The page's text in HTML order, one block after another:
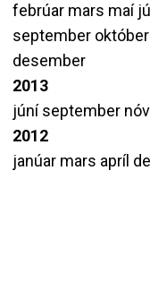
febrúar mars maí
september október
desember
2013
júníseptember
2012
janúar mars apríl